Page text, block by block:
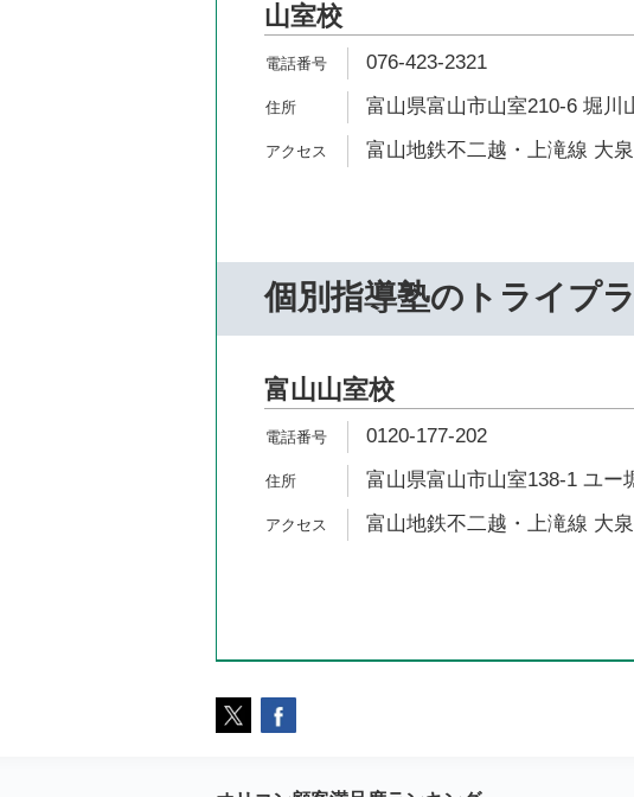
山室校
076-423-2321
富山県富山市山室210-6 堀川
富山地鉄不二越・上滝線 大
個別指導塾のトライプ
富山山室校
0120-177-202
富山県富山市山室138-1 ユー
富山地鉄不二越・上滝線 大